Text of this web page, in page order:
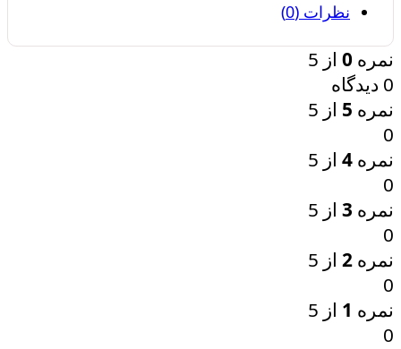
نظرات (0)
نمره 0 از 5
0 دیدگاه
نمره 5 از 5
0
نمره 4 از 5
0
نمره 3 از 5
0
نمره 2 از 5
0
نمره 1 از 5
0